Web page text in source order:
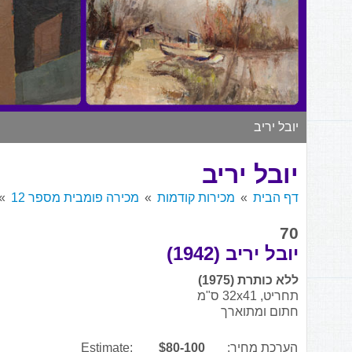
יובל יריב
יובל יריב
דף הבית מכירות קודמות מכירה פומבית מספר 12
70
יובל יריב (1942)
ללא כותרת (1975)
תחריט, 32x41 ס"מ
חתום ומתוארך
הערכת מחיר: $80-100
Estimate: